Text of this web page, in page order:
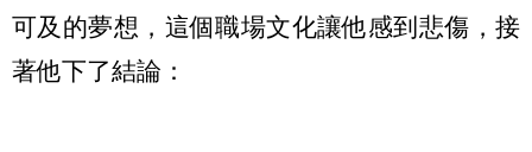
可及的夢想，這個職場文化讓他感到悲傷，接
著他下了結論：